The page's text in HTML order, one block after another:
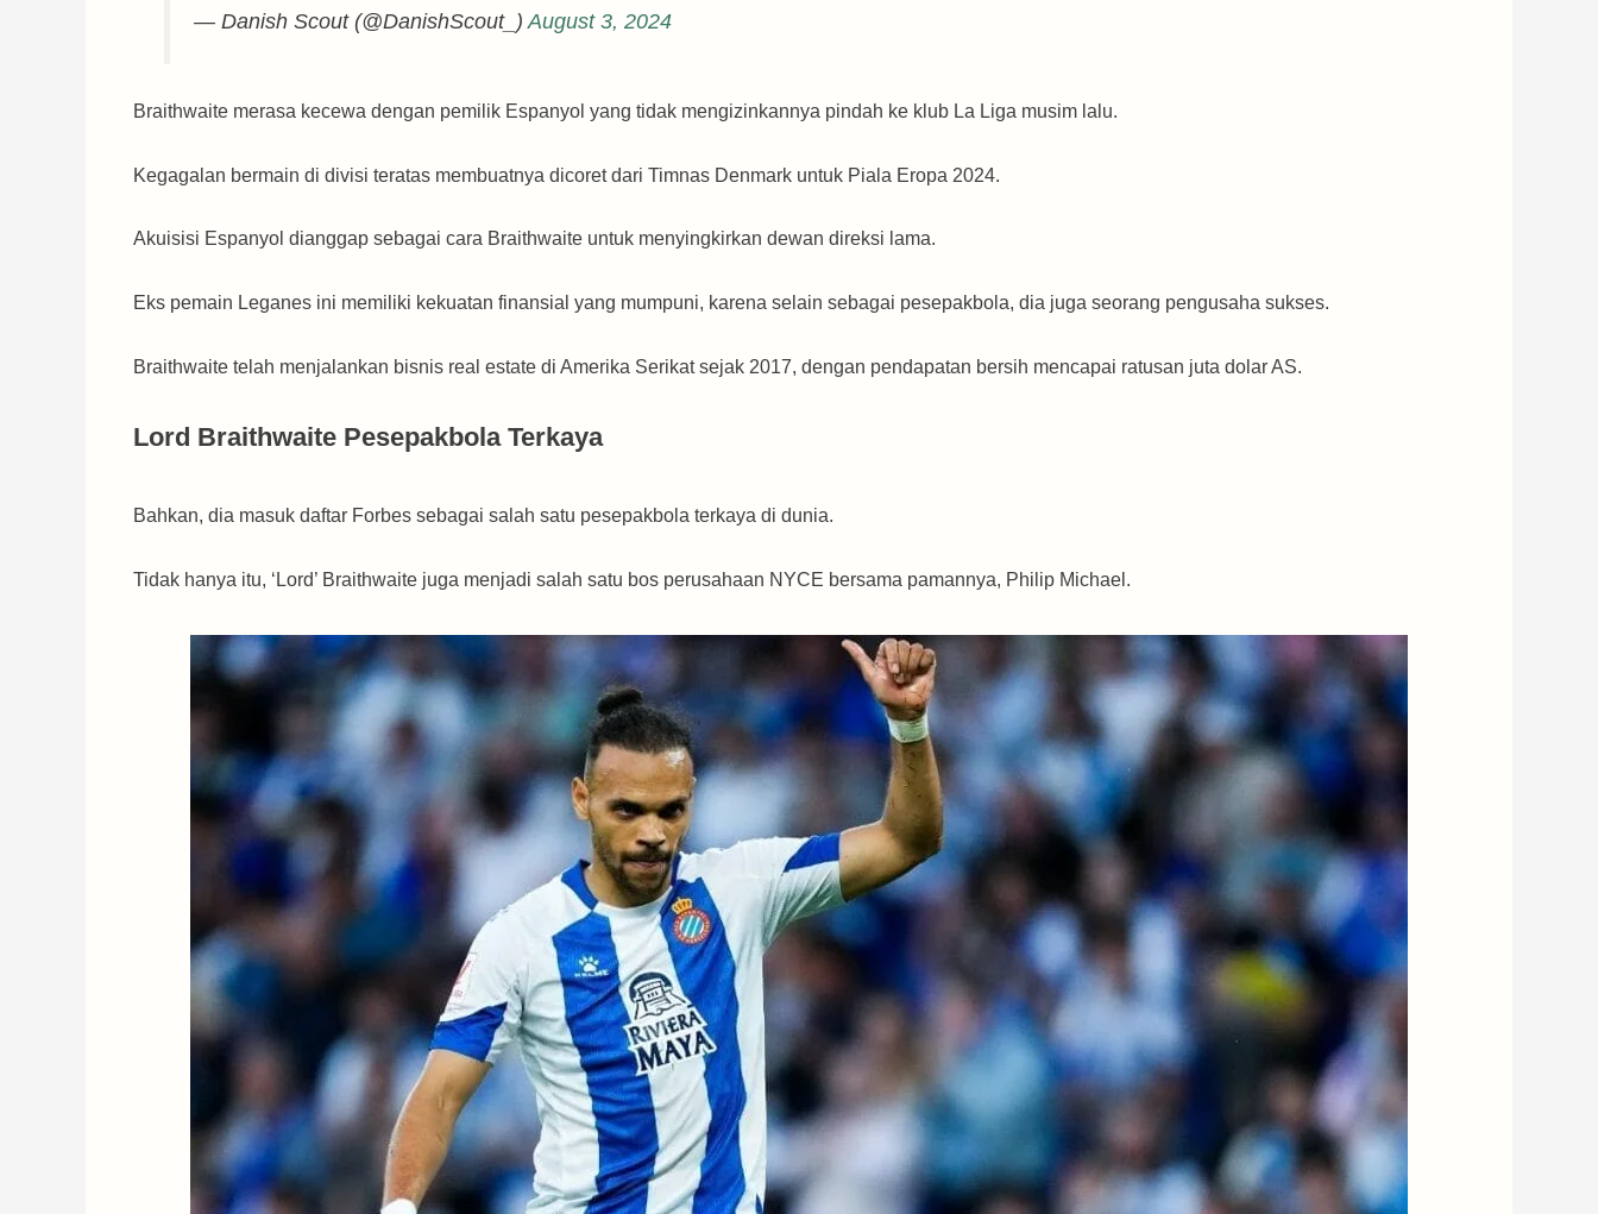
— Danish Scout (@DanishScout_)August 3, 2024
Braithwaite merasa kecewa dengan pemilik Espanyol yang tidak mengizinkannya pindah ke klub La Liga musim lalu.
Kegagalan bermain di divisi teratas membuatnya dicoret dari Timnas Denmark untuk Piala Eropa 2024.
Akuisisi Espanyol dianggap sebagai cara Braithwaite untuk menyingkirkan dewan direksi lama.
Eks pemain Leganes ini memiliki kekuatan finansial yang mumpuni, karena selain sebagai pesepakbola, dia juga seorang pengusaha sukses.
Braithwaite telah menjalankan bisnis real estate di Amerika Serikat sejak 2017, dengan pendapatan bersih mencapai ratusan juta dolar AS.
Lord Braithwaite Pesepakbola Terkaya
Bahkan, dia masuk daftar Forbes sebagai salah satu pesepakbola terkaya di dunia.
Tidak hanya itu, ‘Lord’ Braithwaite juga menjadi salah satu bos perusahaan NYCE bersama pamannya, Philip Michael.